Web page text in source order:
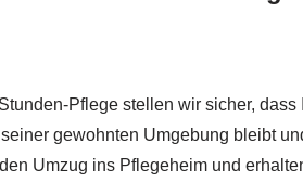
Pflege stellen wir sicher,
gewohnten Umgebung bleibt
Umzug ins Pflegeheim und